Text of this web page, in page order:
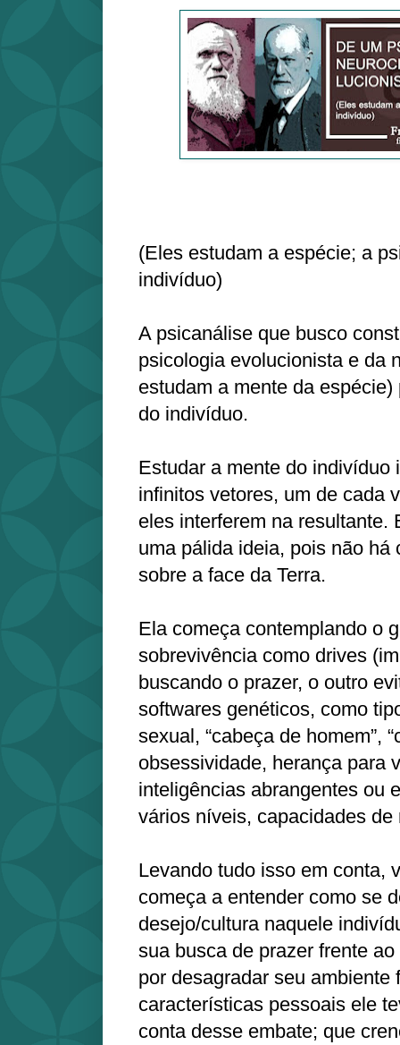
(Eles estudam a espécie; a
indivíduo)
A psicanálise que busco
psicologia evolucionista e da
estudam a mente da
do indivíduo.
Estudar a mente do indivíduo
infinitos vetores, um de cada
eles interferem na resultante.
uma pálida ideia, pois não há
sobre a face da Terra.
Ela começa contemplando o
sobrevivência como drives
buscando o prazer, o outro
softwares genéticos, como
sexual, “cabeça de homem”,
obsessividade, herança para
inteligências abrangentes ou
vários níveis, capacidades
Levando tudo isso em conta,
começa a entender como se
desejo/cultura naquele
sua busca de prazer frente
por desagradar seu ambiente
características pessoais ele
conta desse embate; que